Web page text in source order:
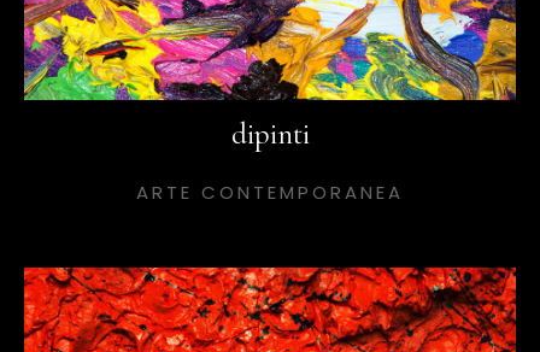
dipinti
ARTE CONTEMPORANEA